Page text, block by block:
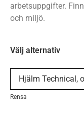
arbetsuppgifter.
och miljö.
Välj alternativ
Rensa